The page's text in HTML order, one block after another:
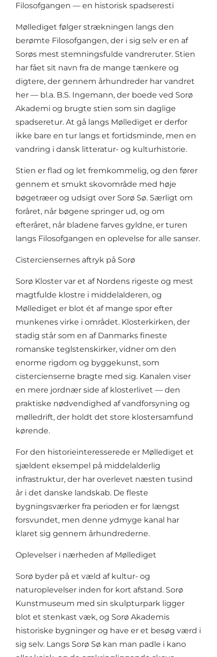
Filosofgangen — en historisk spadseresti
Møllediget følger strækningen langs den
berømte Filosofgangen, der i sig selv er en af
Sorøs mest stemningsfulde vandreruter. Stien
har fået sit navn fra de mange tænkere og
digtere, der gennem århundreder har vandret
her — bl.a. B.S. Ingemann, der boede ved Sorø
Akademi og brugte stien som sin daglige
spadseretur. At gå langs Møllediget er derfor
ikke bare en tur langs et fortidsminde, men en
vandring i dansk litteratur- og kulturhistorie.
Stien er flad og let fremkommelig, og den fører
gennem et smukt skovområde med høje
bøgetræer og udsigt over Sorø Sø. Særligt om
foråret, når bøgene springer ud, og om
efteråret, når bladene farves gyldne, er turen
langs Filosofgangen en oplevelse for alle sanser.
Cisterciensernes aftryk på Sorø
Sorø Kloster var et af Nordens rigeste og mest
magtfulde klostre i middelalderen, og
Møllediget er blot ét af mange spor efter
munkenes virke i området. Klosterkirken, der
stadig står som en af Danmarks fineste
romanske teglstenskirker, vidner om den
enorme rigdom og byggekunst, som
cistercienserne bragte med sig. Kanalen viser
en mere jordnær side af klosterlivet — den
praktiske nødvendighed af vandforsyning og
mølledrift, der holdt det store klostersamfund
kørende.
For den historieinteresserede er Møllediget et
sjældent eksempel på middelalderlig
infrastruktur, der har overlevet næsten tusind
år i det danske landskab. De fleste
bygningsværker fra perioden er for længst
forsvundet, men denne ydmyge kanal har
klaret sig gennem århundrederne.
Oplevelser i nærheden af Møllediget
Sorø byder på et væld af kultur- og
naturoplevelser inden for kort afstand. Sorø
Kunstmuseum med sin skulpturpark ligger
blot et stenkast væk, og Sorø Akademis
historiske bygninger og have er et besøg værd i
sig selv. Langs Sorø Sø kan man padle i kano